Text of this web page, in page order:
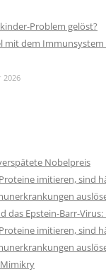
Problem gelöst?
mit dem
2026
Nobelpreis
imitieren, sind
das Epstein-Barr-Virus:
imitieren, sind